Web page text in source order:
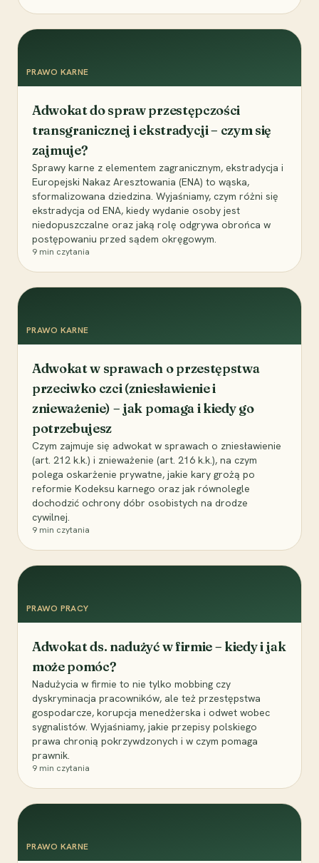
PRAWO KARNE
Adwokat do spraw przestępczości
transgranicznej i ekstradycji – czym się
zajmuje?
Sprawy karne z elementem zagranicznym, ekstradycja i
Europejski Nakaz Aresztowania (ENA) to wąska,
sformalizowana dziedzina. Wyjaśniamy, czym różni się
ekstradycja od ENA, kiedy wydanie osoby jest
niedopuszczalne oraz jaką rolę odgrywa obrońca w
postępowaniu przed sądem okręgowym.
9 min czytania
PRAWO KARNE
Adwokat w sprawach o przestępstwa
przeciwko czci (zniesławienie i
znieważenie) – jak pomaga i kiedy go
potrzebujesz
Czym zajmuje się adwokat w sprawach o zniesławienie
(art. 212 k.k.) i znieważenie (art. 216 k.k.), na czym
polega oskarżenie prywatne, jakie kary grożą po
reformie Kodeksu karnego oraz jak równolegle
dochodzić ochrony dóbr osobistych na drodze
cywilnej.
9 min czytania
PRAWO PRACY
Adwokat ds. nadużyć w firmie – kiedy i jak
może pomóc?
Nadużycia w firmie to nie tylko mobbing czy
dyskryminacja pracowników, ale też przestępstwa
gospodarcze, korupcja menedżerska i odwet wobec
sygnalistów. Wyjaśniamy, jakie przepisy polskiego
prawa chronią pokrzywdzonych i w czym pomaga
prawnik.
9 min czytania
PRAWO KARNE